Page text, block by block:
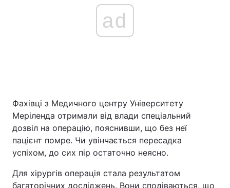
ad
Фахівці з Медичного центру Університету
Меріленда отримали від влади спеціальний
дозвіл на операцію, пояснивши, що без неї
пацієнт помре. Чи увінчається пересадка
успіхом, до сих пір остаточно неясно.
Для хірургів операція стала результатом
багаторічних досліджень. Вони сподіваються, що